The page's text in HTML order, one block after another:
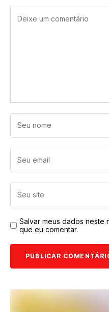
Salvar meus dados neste
que eu comentar.